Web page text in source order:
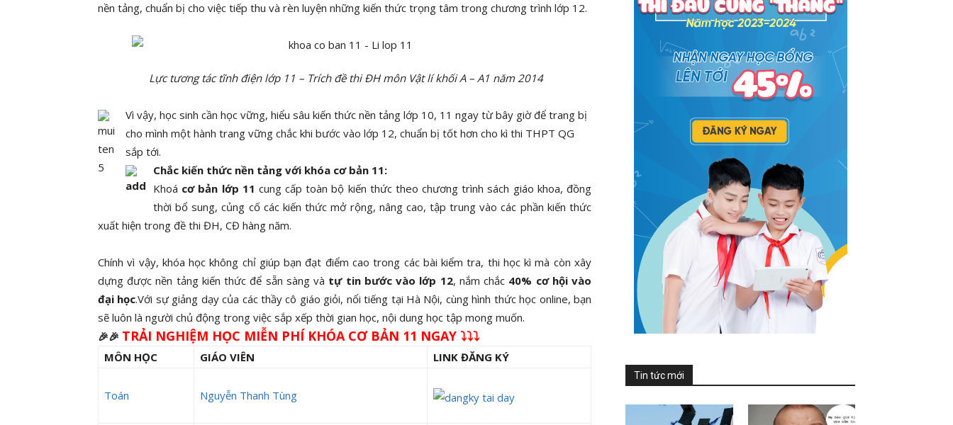
nền tảng, chuẩn bị cho việc tiếp thu và rèn luyện những kiến thức trọng tâm trong chương trình lớp 12.
Lực tương tác tĩnh điện lớp 11 – Trích đề thi ĐH môn Vật lí khối A – A1 năm 2014
Vì vậy, học sinh cần học vững, hiểu sâu kiến thức nền tảng lớp 10, 11 ngay từ bây giờ để trang bị
cho mình một hành trang vững chắc khi bước vào lớp 12, chuẩn bị tốt hơn cho kì thi THPT QG
sắp tới.
Chắc kiến thức nền tảng với khóa cơ bản 11:
Khoá cơ bản lớp 11 cung cấp toàn bộ kiến thức theo chương trình sách giáo khoa, đồng
thời bổ sung, củng cố các kiến thức mở rộng, nâng cao, tập trung vào các phần kiến thức
xuất hiện trong đề thi ĐH, CĐ hàng năm.
Chính vì vậy, khóa học không chỉ giúp bạn đạt điểm cao trong các bài kiểm tra, thi học kì mà còn xây
dựng được nền tảng kiến thức để sẵn sàng và tự tin bước vào lớp 12, nắm chắc 40% cơ hội vào
đại học.Với sự giảng dạy của các thầy cô giáo giỏi, nổi tiếng tại Hà Nội, cùng hình thức học online, bạn
sẽ luôn là người chủ động trong việc sắp xếp thời gian học, nội dung học tập mong muốn.
🎉🎉 TRẢI NGHIỆM HỌC MIỄN PHÍ KHÓA CƠ BẢN 11 NGAY ⤵⤵⤵
MÔN HỌC GIÁO VIÊN LINK ĐĂNG KÝ
Toán Nguyễn Thanh Tùng
Tin tức mới